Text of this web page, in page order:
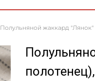
Полульняной жаккард "Лянок"